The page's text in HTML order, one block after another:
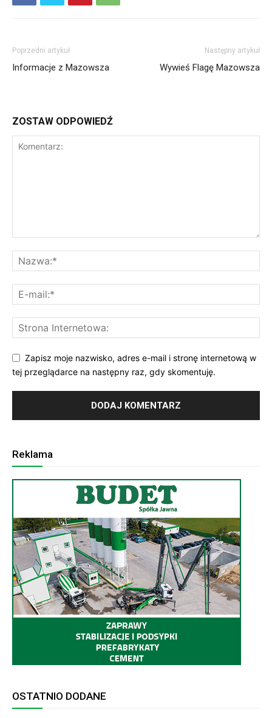
Poprzedni artykuł
Informacje z Mazowsza
Następny artykuł
Wywieś Flagę Mazowsza
ZOSTAW ODPOWIEDŹ
Zapisz moje nazwisko, adres e-mail i stronę internetową w
tej przeglądarce na następny raz, gdy skomentuję.
Reklama
OSTATNIO DODANE